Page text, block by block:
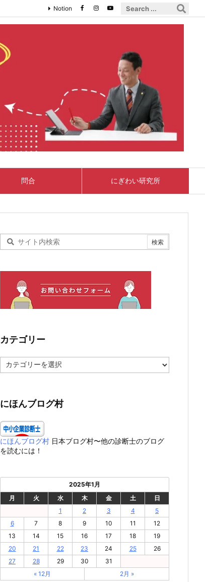
問合 にぎわい研究所
Notion
カテゴリー
テ
ー
にほんブログ村
にほんブログ村 日本ブログ村〜他の診断士のブログ
を読むには！
2025年1月
月
火 水 木 金 土
日
1
2 3 4
5
6
7 8 9 10 11
12
13
14 15 16 17 18
19
20
21 22 23 24 25
26
27
28 29 30
31
« 12月
2月 »